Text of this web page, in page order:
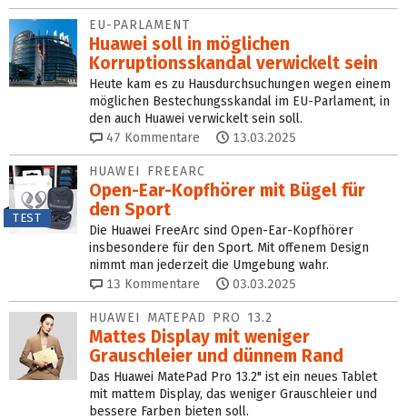
EU-PARLAMENT
Huawei soll in möglichen
Korruptionsskandal verwickelt sein
Heute kam es zu Hausdurchsuchungen wegen einem
möglichen Bestechungsskandal im EU-Parlament, in
den auch Huawei verwickelt sein soll.
47 Kommentare 13.03.2025
TEST
HUAWEI FREEARC
Open-Ear-Kopfhörer mit Bügel für
den Sport
Die Huawei FreeArc sind Open-Ear-Kopfhörer
insbesondere für den Sport. Mit offenem Design
nimmt man jederzeit die Umgebung wahr.
13 Kommentare 03.03.2025
HUAWEI MATEPAD PRO 13.2
Mattes Display mit weniger
Grauschleier und dünnem Rand
Das Huawei MatePad Pro 13.2" ist ein neues Tablet
mit mattem Display, das weniger Grauschleier und
bessere Farben bieten soll.